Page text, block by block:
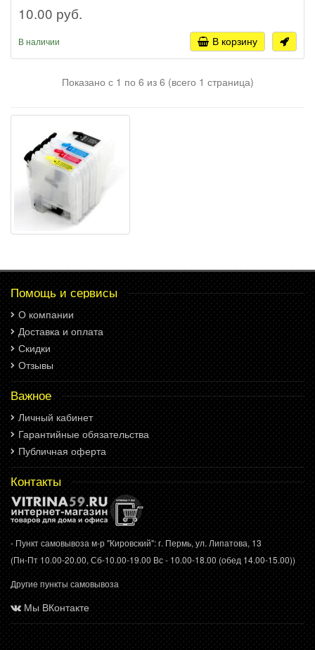
10.00 руб.
В наличии В корзину
Показано с 1 по 6 из 6 (всего 1 страница)
Помощь и сервисы
О компании
Доставка и оплата
Скидки
Отзывы
Важное
Личный кабинет
Гарантийные обязательства
Публичная оферта
Контакты
- Пункт самовывоза м-р "Кировский": г. Пермь, ул. Липатова, 13
(Пн-Пт 10.00-20.00, Сб-10.00-19.00 Вс - 10.00-18.00 (обед 14.00-15.00))
Другие пункты самовывоза
Мы ВКонтакте